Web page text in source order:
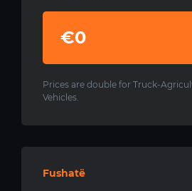
€0
Prices are double for Truck-
Vehicles.
Fushatë